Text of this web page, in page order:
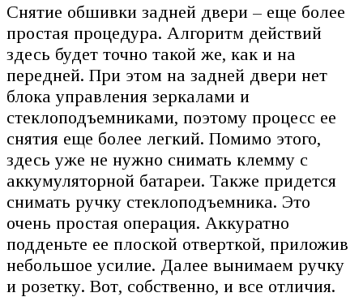
Снятие обшивки задней двери – еще более
простая процедура. Алгоритм действий
здесь будет точно такой же, как и на
передней. При этом на задней двери нет
блока управления зеркалами и
стеклоподъемниками, поэтому процесс ее
снятия еще более легкий. Помимо этого,
здесь уже не нужно снимать клемму с
аккумуляторной батареи. Также придется
снимать ручку стеклоподъемника. Это
очень простая операция. Аккуратно
подденьте ее плоской отверткой, приложив
небольшое усилие. Далее вынимаем ручку
и розетку. Вот, собственно, и все отличия.